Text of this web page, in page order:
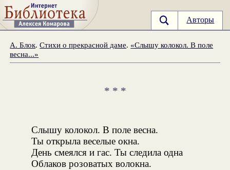
Авторы
А. Блок.Стихи о прекрасной даме. «Слышу колокол. В поле
весна...»
* * *
Слышу колокол. В поле весна.
Ты открыла веселые окна.
День смеялся и гас. Ты следила одна
Облаков розоватых волокна.